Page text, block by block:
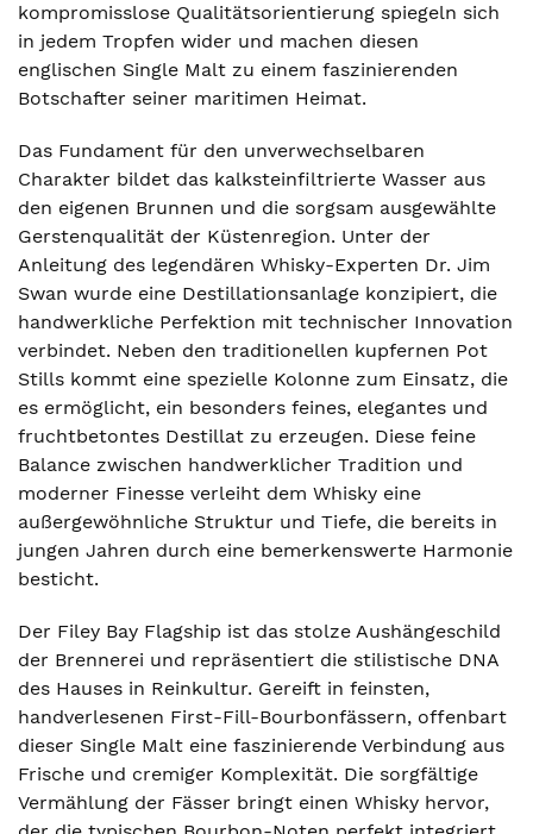
kompromisslose Qualitätsorientierung spiegeln sich
in jedem Tropfen wider und machen diesen
englischen Single Malt zu einem faszinierenden
Botschafter seiner maritimen Heimat.
Das Fundament für den unverwechselbaren
Charakter bildet das kalksteinfiltrierte Wasser aus
den eigenen Brunnen und die sorgsam ausgewählte
Gerstenqualität der Küstenregion. Unter der
Anleitung des legendären Whisky-Experten Dr. Jim
Swan wurde eine Destillationsanlage konzipiert, die
handwerkliche Perfektion mit technischer Innovation
verbindet. Neben den traditionellen kupfernen Pot
Stills kommt eine spezielle Kolonne zum Einsatz, die
es ermöglicht, ein besonders feines, elegantes und
fruchtbetontes Destillat zu erzeugen. Diese feine
Balance zwischen handwerklicher Tradition und
moderner Finesse verleiht dem Whisky eine
außergewöhnliche Struktur und Tiefe, die bereits in
jungen Jahren durch eine bemerkenswerte Harmonie
besticht.
Der Filey Bay Flagship ist das stolze Aushängeschild
der Brennerei und repräsentiert die stilistische DNA
des Hauses in Reinkultur. Gereift in feinsten,
handverlesenen First-Fill-Bourbonfässern, offenbart
dieser Single Malt eine faszinierende Verbindung aus
Frische und cremiger Komplexität. Die sorgfältige
Vermählung der Fässer bringt einen Whisky hervor,